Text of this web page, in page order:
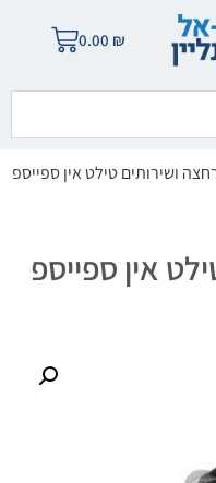
0.00 ₪
ושירותים טילט אין ספייספ
אין ספייספ